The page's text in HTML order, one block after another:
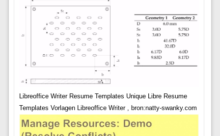
Libreoffice Writer Resume Templates Unique Libre Resume
Templates Vorlagen Libreoffice Writer , bron:natty-swanky.com